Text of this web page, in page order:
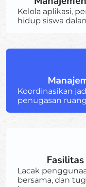
Kelola aplikasi,
hidup siswa
Koordinasikan
penugasan
Lacak
bersama, dan